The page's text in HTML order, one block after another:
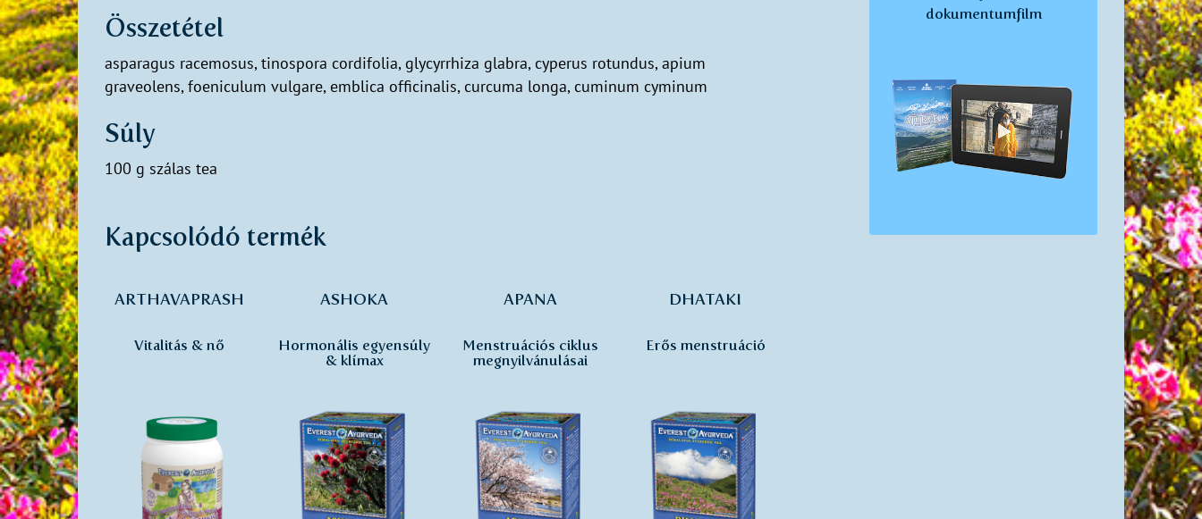
Összetétel
asparagus racemosus, tinospora cordifolia, glycyrrhiza glabra, cyperus rotundus, apium
graveolens, foeniculum vulgare, emblica officinalis, curcuma longa, cuminum cyminum
Súly
100 g szálas tea
Kapcsolódó termék
ARTHAVAPRASH
Vitalitás & nő
ASHOKA
Hormonális egyensúly
& klímax
APANA
Menstruációs ciklus
megnyilvánulásai
DHATAKI
Erős menstruáció
dokumentumfilm